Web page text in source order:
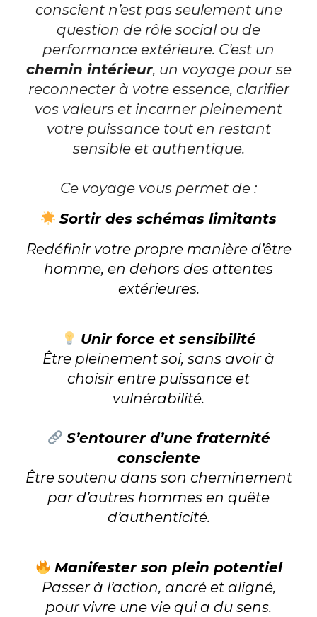
conscient n’est pas seulement une
question de rôle social ou de
performance extérieure. C’est un
chemin intérieur, un voyage pour se
reconnecter à votre essence, clarifier
vos valeurs et incarner pleinement
votre puissance tout en restant
sensible et authentique.
Ce voyage vous permet de :
Sortir des schémas limitants
Redéfinir votre propre manière d’être
homme, en dehors des attentes
extérieures.
Unir force et sensibilité
Être pleinement soi, sans avoir à
choisir entre puissance et
vulnérabilité.
S’entourer d’une fraternité
consciente
Être soutenu dans son cheminement
par d’autres hommes en quête
d’authenticité.
Manifester son plein potentiel
Passer à l’action, ancré et aligné,
pour vivre une vie qui a du sens.